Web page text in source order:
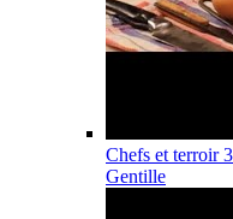
Chefs et terroir
Gentille